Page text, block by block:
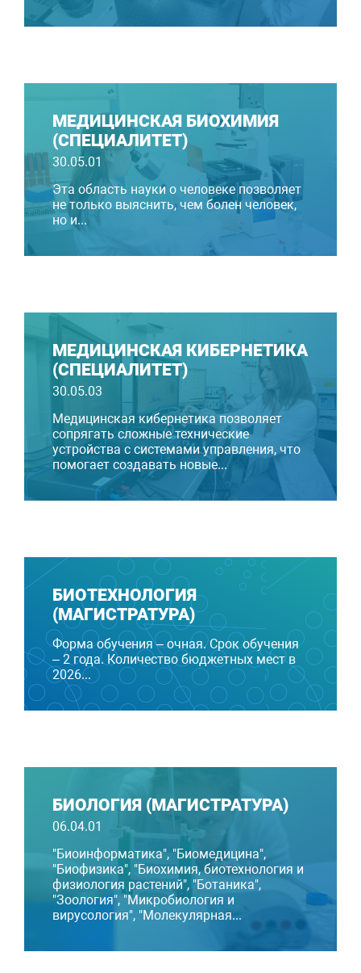
МЕДИЦИНСКАЯ БИОХИМИЯ
(СПЕЦИАЛИТЕТ)
30.05.01
Эта область науки о человеке позволяет
не только выяснить, чем болен человек,
но и...
МЕДИЦИНСКАЯ КИБЕРНЕТИКА
(СПЕЦИАЛИТЕТ)
30.05.03
Медицинская кибернетика позволяет
сопрягать сложные технические
устройства с системами управления, что
помогает создавать новые...
БИОТЕХНОЛОГИЯ
(МАГИСТРАТУРА)
Форма обучения – очная. Срок обучения
– 2 года. Количество бюджетных мест в
2026...
БИОЛОГИЯ (МАГИСТРАТУРА)
06.04.01
"Биоинформатика", "Биомедицина",
"Биофизика", "Биохимия, биотехнология и
физиология растений", "Ботаника",
"Зоология", "Микробиология и
вирусология", "Молекулярная...